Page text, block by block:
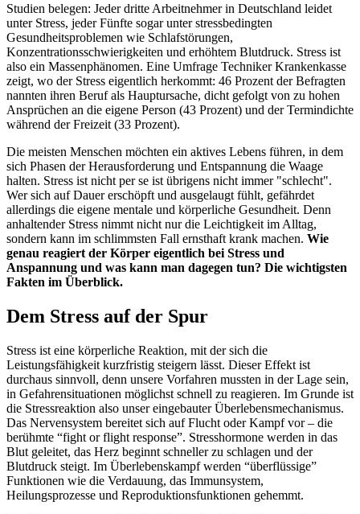
Studien belegen: Jeder dritte Arbeitnehmer in Deutschland leidet
unter Stress, jeder Fünfte sogar unter stressbedingten
Gesundheitsproblemen wie Schlafstörungen,
Konzentrationsschwierigkeiten und erhöhtem Blutdruck. Stress ist
also ein Massenphänomen. Eine Umfrage Techniker Krankenkasse
zeigt, wo der Stress eigentlich herkommt: 46 Prozent der Befragten
nannten ihren Beruf als Hauptursache, dicht gefolgt von zu hohen
Ansprüchen an die eigene Person (43 Prozent) und der Termindichte
während der Freizeit (33 Prozent).
Die meisten Menschen möchten ein aktives Lebens führen, in dem
sich Phasen der Herausforderung und Entspannung die Waage
halten. Stress ist nicht per se ist übrigens nicht immer "schlecht".
Wer sich auf Dauer erschöpft und ausgelaugt fühlt, gefährdet
allerdings die eigene mentale und körperliche Gesundheit. Denn
anhaltender Stress nimmt nicht nur die Leichtigkeit im Alltag,
sondern kann im schlimmsten Fall ernsthaft krank machen. Wie
genau reagiert der Körper eigentlich bei Stress und
Anspannung und was kann man dagegen tun? Die wichtigsten
Fakten im Überblick.
Dem Stress auf der Spur
Stress ist eine körperliche Reaktion, mit der sich die
Leistungsfähigkeit kurzfristig steigern lässt. Dieser Effekt ist
durchaus sinnvoll, denn unsere Vorfahren mussten in der Lage sein,
in Gefahrensituationen möglichst schnell zu reagieren. Im Grunde ist
die Stressreaktion also unser eingebauter Überlebensmechanismus.
Das Nervensystem bereitet sich auf Flucht oder Kampf vor – die
berühmte “fight or flight response”. Stresshormone werden in das
Blut geleitet, das Herz beginnt schneller zu schlagen und der
Blutdruck steigt. Im Überlebenskampf werden “überflüssige”
Funktionen wie die Verdauung, das Immunsystem,
Heilungsprozesse und Reproduktionsfunktionen gehemmt.